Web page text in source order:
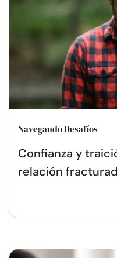
Navegando Desafíos
Confianza y
relación